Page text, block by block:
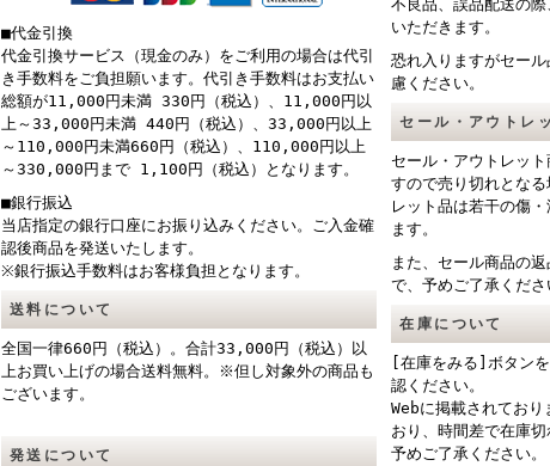
■代金引換
代金引換サービス（現金のみ）をご利用の場合は代引
き手数料をご負担願います。代引き手数料はお支払い
総額が11,000円未満 330円（税込）、11,000円以
上～33,000円未満 440円（税込）、33,000円以上
～110,000円未満660円（税込）、110,000円以上
～330,000円まで 1,100円（税込）となります。
■銀行振込
当店指定の銀行口座にお振り込みください。ご入金確
認後商品を発送いたします。
※銀行振込手数料はお客様負担となります。
送料について
全国一律660円（税込）。合計33,000円（税込）以
上お買い上げの場合送料無料。※但し対象外の商品も
ございます。
発送について
不良品、誤品配送の
いただきます。
恐れ入りますがセー
慮ください。
セール・アウトレ
セール・アウトレッ
すので売り切れとな
レット品は若干の傷
ます。
また、セール商品の
で、予めご了承くだ
在庫について
[在庫をみる]ボタン
認ください。
Webに掲載されてお
おり、時間差で在庫
予めご了承ください。